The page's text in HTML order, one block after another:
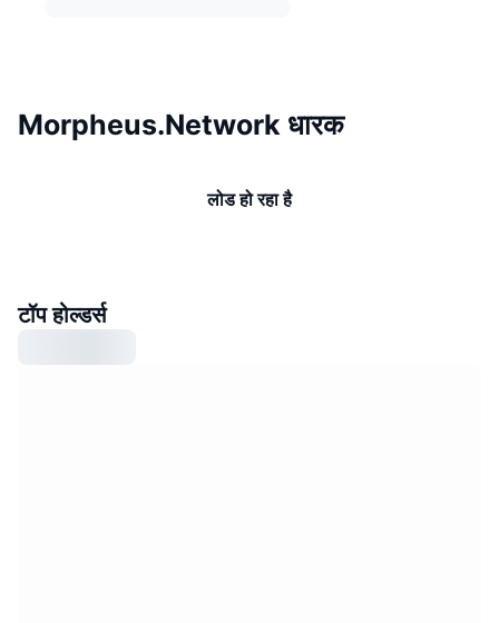
Morpheus.Network धारक
लोड हो रहा है
टॉप होल्डर्स